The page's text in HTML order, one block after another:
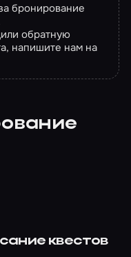
бронирование
обратную
напишите нам на
квестов